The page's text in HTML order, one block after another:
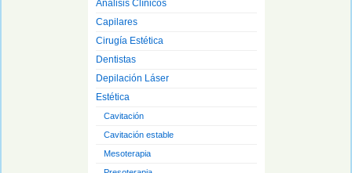
Análisis Clínicos
Capilares
Cirugía Estética
Dentistas
Depilación Láser
Estética
Cavitación
Cavitación estable
Mesoterapia